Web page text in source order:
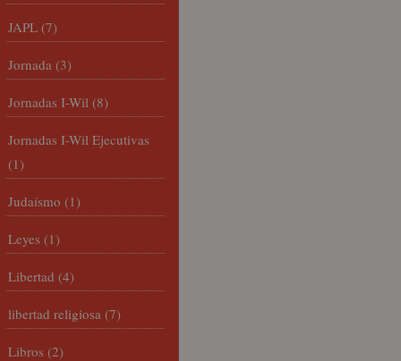
JAPL (7)
Jornada (3)
Jornadas I-Wil (8)
Jornadas I-Wil Ejecutivas
(1)
Judaísmo (1)
Leyes (1)
Libertad (4)
libertad religiosa (7)
Libros (2)